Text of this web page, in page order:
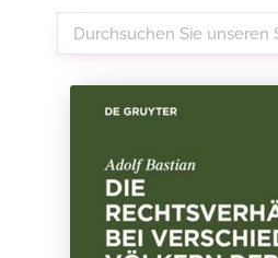
Durchsuchen
Sie